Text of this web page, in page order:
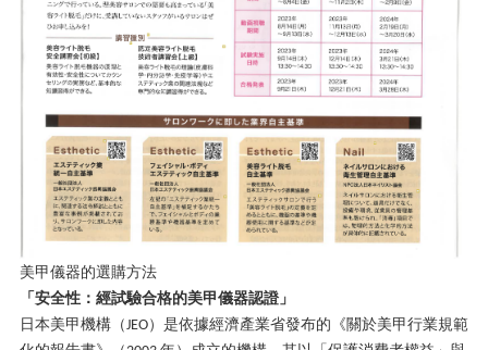
美甲儀器的選購方法
「安全性：經試驗合格的美甲儀器認證」
日本美甲機構（JEO）是依據經濟產業省發布的《關於美甲行業規範